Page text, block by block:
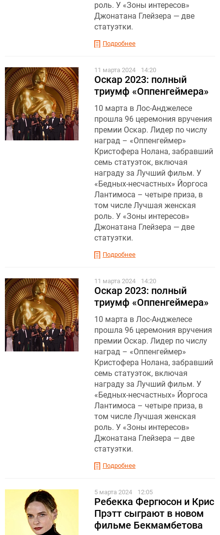
роль. У «Зоны интересов»
Джонатана Глейзера — две
статуэтки.
Подробнее
11 марта 2024 14:20
Оскар 2023: полный
триумф «Оппенгеймера»
10 марта в Лос-Анджелесе
прошла 96 церемония вручения
премии Оскар. Лидер по числу
наград – «Оппенгеймер»
Кристофера Нолана, забравший
семь статуэток, включая
награду за Лучший фильм. У
«Бедных-несчастных» Йоргоса
Лантимоса – четыре приза, в
том числе Лучшая женская
роль. У «Зоны интересов»
Джонатана Глейзера — две
статуэтки.
Подробнее
11 марта 2024 14:20
Оскар 2023: полный
триумф «Оппенгеймера»
10 марта в Лос-Анджелесе
прошла 96 церемония вручения
премии Оскар. Лидер по числу
наград – «Оппенгеймер»
Кристофера Нолана, забравший
семь статуэток, включая
награду за Лучший фильм. У
«Бедных-несчастных» Йоргоса
Лантимоса – четыре приза, в
том числе Лучшая женская
роль. У «Зоны интересов»
Джонатана Глейзера — две
статуэтки.
Подробнее
5 марта 2024 12:05
Ребекка Фергюсон и Крис
Прэтт сыграют в новом
фильме Бекмамбетова